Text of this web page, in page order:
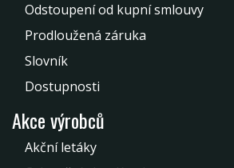
Odstoupení od kupní smlouvy
Prodloužená záruka
Slovník
Dostupnosti
Akce výrobců
Akční letáky